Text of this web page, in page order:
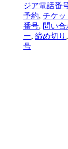
ジア電話番
予約, チケッ
番号, 問い
ー, 締め切り ,
号